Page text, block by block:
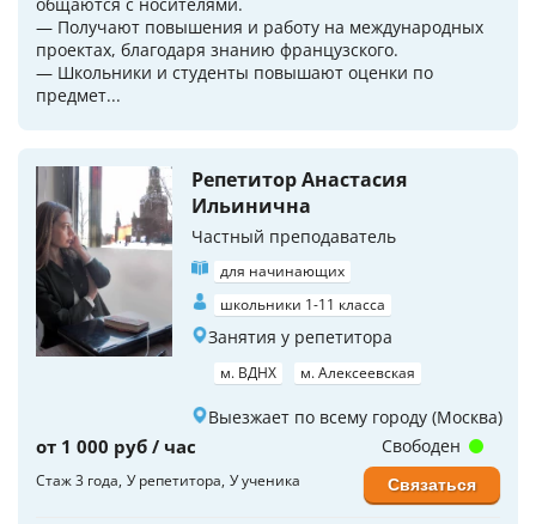
— Получают повышения и работу на международных
проектах, благодаря знанию французского.
— Школьники и студенты повышают оценки по
предмет...
Репетитор Анастасия
Ильинична
Частный преподаватель
для начинающих
школьники 1-11 класса
Занятия у репетитора
м. ВДНХ м. Алексеевская
Выезжает по всему городу (Москва)
от 1 000 руб / час
Стаж 3 года У репетитора У ученика
Свободен
Связаться